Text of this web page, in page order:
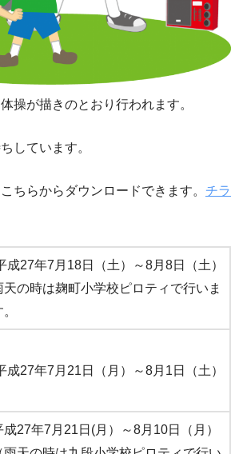
操が描きのとおり行われます。
しています。
ちらからダウンロードできます。 チラ
成27年7月18日（土）～8月8日（土）
天の時は麹町小学校ピロティで行いま
成27年7月21日（月）～8月1日（土）
成27年7月21日(月）～8月10日（月）